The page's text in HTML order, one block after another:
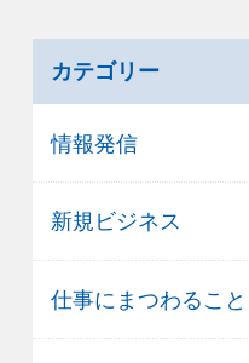
カテゴリー
情報発信
新規ビジネス
仕事にまつわること